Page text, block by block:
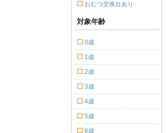
おむつ交換台あり
対象年齢
0歳
1歳
2歳
3歳
4歳
5歳
6歳